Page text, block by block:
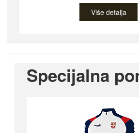
Više detalja
Specijalna